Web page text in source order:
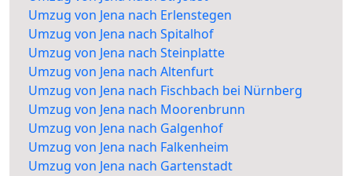
Umzug von Jena nach Erlenstegen
Umzug von Jena nach Spitalhof
Umzug von Jena nach Steinplatte
Umzug von Jena nach Altenfurt
Umzug von Jena nach Fischbach bei Nürnberg
Umzug von Jena nach Moorenbrunn
Umzug von Jena nach Galgenhof
Umzug von Jena nach Falkenheim
Umzug von Jena nach Gartenstadt